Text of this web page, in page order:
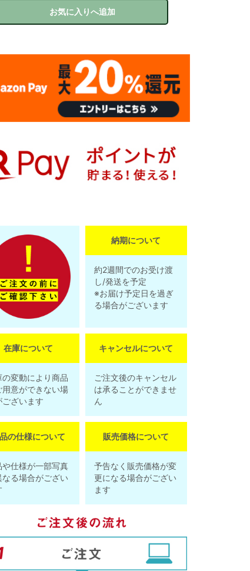
お気に入りへ追加
納期について
約2週間でのお受け渡
し/発送を予定
※お届け予定日を過ぎ
る場合がございます
在庫について
の変動により商品
用意ができない場
ございます
キャンセルについて
ご注文後のキャンセル
は承ることができませ
ん
の仕様について
や仕様が一部写真
なる場合がござい
販売価格について
予告なく販売価格が変
更になる場合がござい
ます